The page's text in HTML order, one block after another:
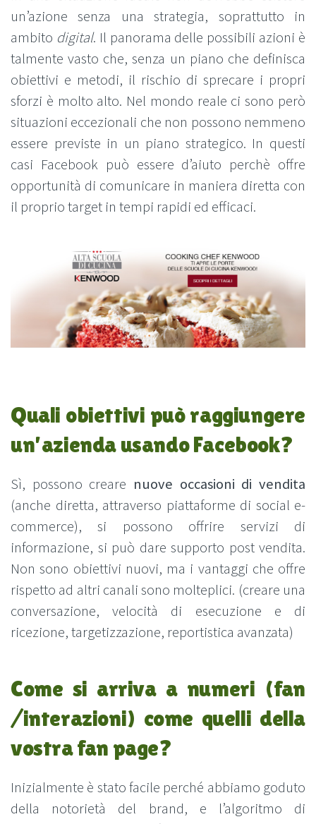
un’azione senza una strategia, soprattutto in
ambito digital. Il panorama delle possibili azioni è
talmente vasto che, senza un piano che definisca
obiettivi e metodi, il rischio di sprecare i propri
sforzi è molto alto. Nel mondo reale ci sono però
situazioni eccezionali che non possono nemmeno
essere previste in un piano strategico. In questi
casi Facebook può essere d’aiuto perchè offre
opportunità di comunicare in maniera diretta con
il proprio target in tempi rapidi ed efficaci.
Quali obiettivi può raggiungere
un’azienda usando Facebook?
Sì, possono creare nuove occasioni di vendita
(anche diretta, attraverso piattaforme di social e-
commerce), si possono offrire servizi di
informazione, si può dare supporto post vendita.
Non sono obiettivi nuovi, ma i vantaggi che offre
rispetto ad altri canali sono molteplici. (creare una
conversazione, velocità di esecuzione e di
ricezione, targetizzazione, reportistica avanzata)
Come si arriva a numeri (fan
/interazioni) come quelli della
vostra fan page?
Inizialmente è stato facile perché abbiamo goduto
della notorietà del brand, e l’algoritmo di